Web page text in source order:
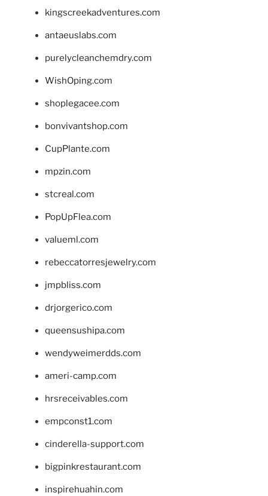
kingscreekadventures.com
antaeuslabs.com
purelycleanchemdry.com
WishOping.com
shoplegacee.com
bonvivantshop.com
CupPlante.com
mpzin.com
stcreal.com
PopUpFlea.com
valueml.com
rebeccatorresjewelry.com
jmpbliss.com
drjorgerico.com
queensushipa.com
wendyweimerdds.com
ameri-camp.com
hrsreceivables.com
empconst1.com
cinderella-support.com
bigpinkrestaurant.com
inspirehuahin.com